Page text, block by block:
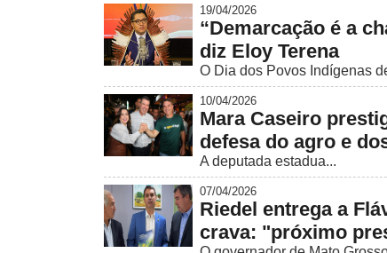
19/04/2026
“Demarcação é a
diz Eloy Terena
O Dia dos Povos Indígenas
10/04/2026
Mara Caseiro
defesa do agro e
A deputada estadua...
07/04/2026
Riedel entrega a
crava: "próximo